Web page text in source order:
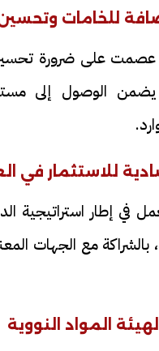
للخامات
على ضرورة تحسين
يضمن الوصول إلى
للاستثمار في
في إطار
بالشراكة مع الجهات
المواد النووية
فيديو
افتتاح أكبر
مليون جنيه